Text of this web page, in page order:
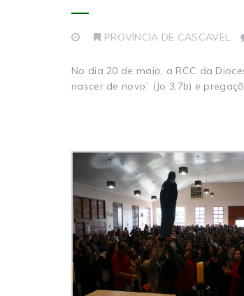
PROVÍNCIA DE CASCAVEL
No dia 20 de maio, a RCC da
nascer de novo” (Jo 3,7b) e